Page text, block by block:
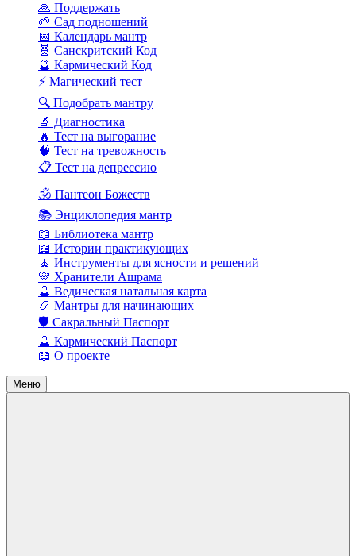
🙏 Поддержать
🌱 Сад подношений
📅 Календарь мантр
🧬 Санскритский Код
🔮 Кармический Код
⚡ Магический тест
🔍 Подобрать мантру
🔬 Диагностика
🔥 Тест на выгорание
🧠 Тест на тревожность
📋 Тест на депрессию
🕉️ Пантеон Божеств
📚 Энциклопедия мантр
📖 Библиотека мантр
📖 Истории практикующих
🧘 Инструменты для ясности и решений
💛 Хранители Ашрама
🔮 Ведическая натальная карта
📿 Мантры для начинающих
🛡️ Сакральный Паспорт
🔮 Кармический Паспорт
📖 О проекте
Меню